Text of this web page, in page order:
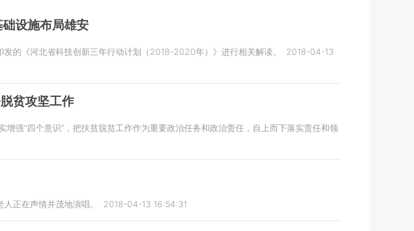
设施布局雄安
的《河北省科技创新三年行动计划（2018-2020年）》进行相关解读。
2018-04-13
贫攻坚工作
强“四个意识”，把扶贫脱贫工作作为重要政治任务和政治责任，自上而下落实责任和领
正在声情并茂地演唱。 2018-04-13 16:54:31